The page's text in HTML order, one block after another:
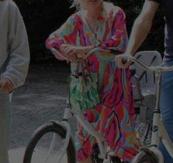
€18.341
Opgehaald
140 donateurs